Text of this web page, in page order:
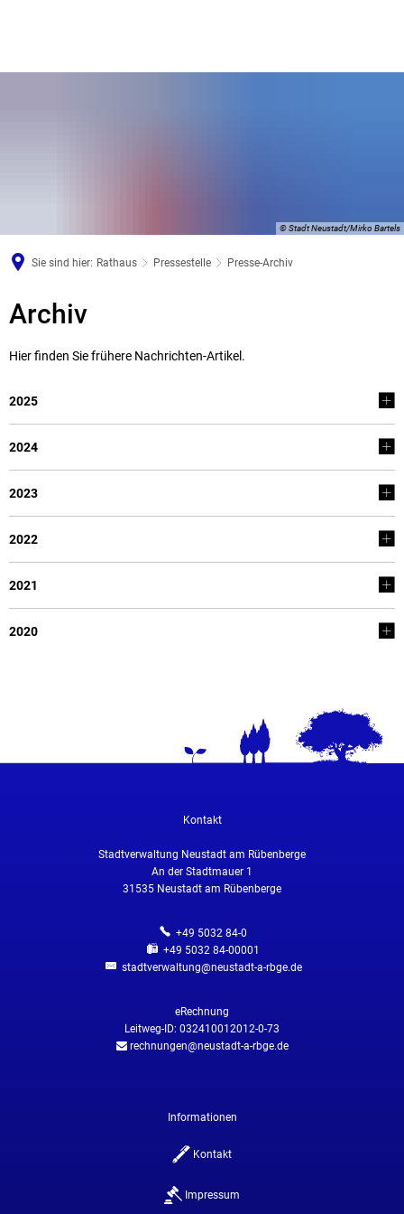
© Stadt Neustadt/Mirko Bartels
Sie sind hier: Rathaus Pressestelle Presse-Archiv
Presse-
Archiv
Hier finden Sie frühere Nachrichten-Artikel.
2025
2024
2023
2022
2021
2020
Kontakt
Stadtverwaltung Neustadt am Rübenberge
An der Stadtmauer 1
31535 Neustadt am Rübenberge
+49 5032 84-0
+49 5032 84-00001
stadtverwaltung@neustadt-a-rbge.de
eRechnung
Leitweg-ID: 032410012012-0-73
rechnungen@neustadt-a-rbge.de
Informationen
Kontakt
Impressum